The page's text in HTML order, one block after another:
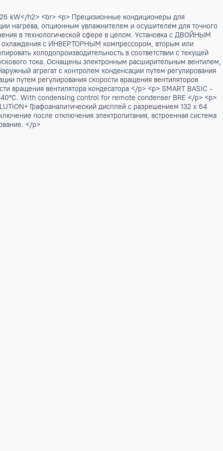
/ 24,3 - 126 kW</h2> <br> <p> Прецизионные
секции нагрева, опционным увлажнителем и
и применения в технологической сфере в целом.
охлаждения с ИНВЕРТОРНЫМ компрессором,
регулировать холодопроизводительность в
пускового тока. Оснащены электронным
BASIC - Наружный агрегат с контролем конденсации
конденсации путем регулирования скорости вращения
скорости вращения вентилятора кондесатора </p>
up to 40°C. With condensing control for remote
<p> EVOLUTION+ Графоаналитический дисплей с
включение после отключения электропитания,
</p>